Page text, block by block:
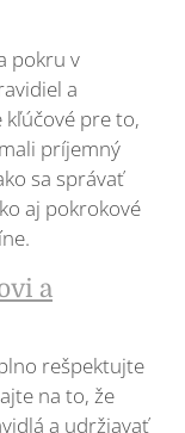
pokru v
a
pre to,
príjemný
sa správať
aj pokrokové
a
rešpektujte
na to, že
a udržiavať